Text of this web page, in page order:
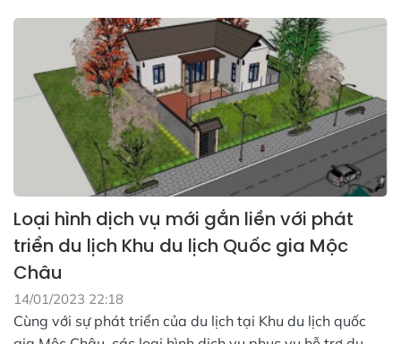
Loại hình dịch vụ mới gắn liền với phát
triển du lịch Khu du lịch Quốc gia Mộc
Châu
14/01/2023 22:18
Cùng với sự phát triển của du lịch tại Khu du lịch quốc